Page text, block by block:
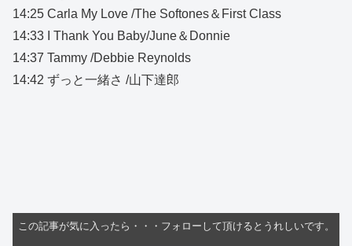
14:25 Carla My Love /The Softones＆First Class
14:33 I Thank You Baby/June＆Donnie
14:37 Tammy /Debbie Reynolds
14:42 ずっと一緒さ /山下達郎
この記事が気に入ったら・・・フォローして頂けるとうれしいです。